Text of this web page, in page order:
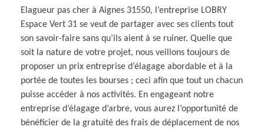
Elagueur pas cher à Aignes 31550, l‘entreprise LOBRY
Espace Vert 31 se veut de partager avec ses clients tout
son savoir-faire sans qu’ils aient à se ruiner. Quelle que
soit la nature de votre projet, nous veillons toujours de
proposer un prix entreprise d’élagage abordable et à la
portée de toutes les bourses ; ceci afin que tout un chacun
puisse accéder à nos activités. En engageant notre
entreprise d’élagage d’arbre, vous aurez l’opportunité de
bénéficier de la gratuité des frais de déplacement de nos